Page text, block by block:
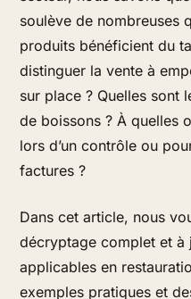
soulève de nombreuses
produits bénéficient du
distinguer la vente à
sur place ? Quelles sont
de boissons ? À quelles
lors d’un contrôle ou
factures ?
Dans cet article, nous
décryptage complet et à
applicables en
exemples pratiques et